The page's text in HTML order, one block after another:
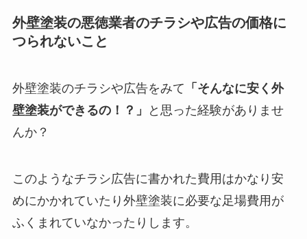
外壁塗装の悪徳業者のチラシや広告の価格に
つられないこと
外壁塗装のチラシや広告をみて 「そんなに安く外
壁塗装ができるの！？」
と思った経験がありませ
んか？
このようなチラシ広告に書かれた費用はかなり安
めにかかれていたり外壁塗装に必要な足場費用が
ふくまれていなかったりします。